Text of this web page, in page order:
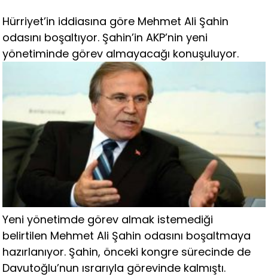
Hürriyet’in iddiasına göre Mehmet Ali Şahin
odasını boşaltıyor. Şahin’in AKP’nin yeni
yönetiminde görev almayacağı konuşuluyor.
Yeni yönetimde görev almak istemediği
belirtilen Mehmet Ali Şahin odasını boşaltmaya
hazırlanıyor. Şahin, önceki kongre sürecinde de
Davutoğlu’nun ısrarıyla görevinde kalmıştı.